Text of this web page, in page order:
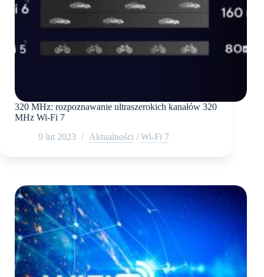
320 MHz: rozpoznawanie ultraszerokich kanałów 320
MHz Wi-Fi 7
9 lut 2023
Aktualności /Wi-Fi 7